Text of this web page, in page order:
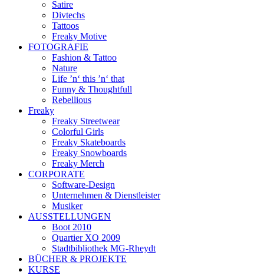
Satire
Divtechs
Tattoos
Freaky Motive
FOTOGRAFIE
Fashion & Tattoo
Nature
Life ’n‘ this ’n‘ that
Funny & Thoughtfull
Rebellious
Freaky
Freaky Streetwear
Colorful Girls
Freaky Skateboards
Freaky Snowboards
Freaky Merch
CORPORATE
Software-Design
Unternehmen & Dienstleister
Musiker
AUSSTELLUNGEN
Boot 2010
Quartier XO 2009
Stadtbibliothek MG-Rheydt
BÜCHER & PROJEKTE
KURSE